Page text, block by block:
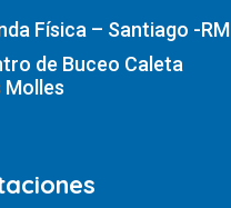
Física – Santiago -RM
de Buceo Caleta
Molles